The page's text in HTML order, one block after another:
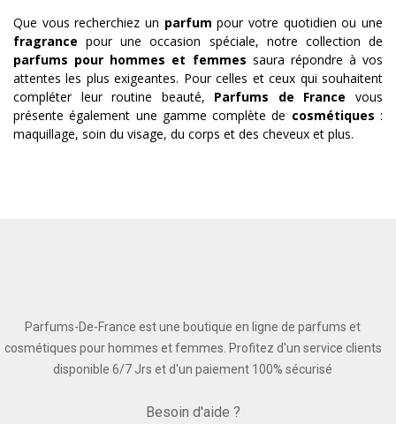
Que vous recherchiez un parfum pour votre quotidien ou une
fragrance pour une occasion spéciale, notre collection de
parfums pour hommes et femmes saura répondre à vos
attentes les plus exigeantes. Pour celles et ceux qui souhaitent
compléter leur routine beauté, Parfums de France vous
présente également une gamme complète de cosmétiques :
maquillage, soin du visage, du corps et des cheveux et plus.
Parfums-De-France est une boutique en ligne de parfums et
cosmétiques pour hommes et femmes. Profitez d'un service clients
disponible 6/7 Jrs et d'un paiement 100% sécurisé
Besoin d'aide ?